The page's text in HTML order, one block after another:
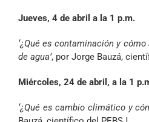
Jueves, 4 de abril a la 1 p.m.
‘¿Qué es contaminación y
de agua’, por Jorge Bauzá,
Miércoles, 24 de abril, a la 1
‘¿Qué es cambio climático y